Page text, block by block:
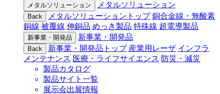
メタルソリューション メタルソリューション
Back メタルソリューショントップ 銅合金線・無酸素
銅線 被覆線 伸銅品 めっき製品 特殊線 超電導製品
新事業・開発品 新事業・開発品
Back 新事業・開発品トップ 産業用レーザ インフラ
メンテナンス 医療・ライフサイエンス 防災・減災
製品カタログ
製品サイト一覧
展示会出展情報